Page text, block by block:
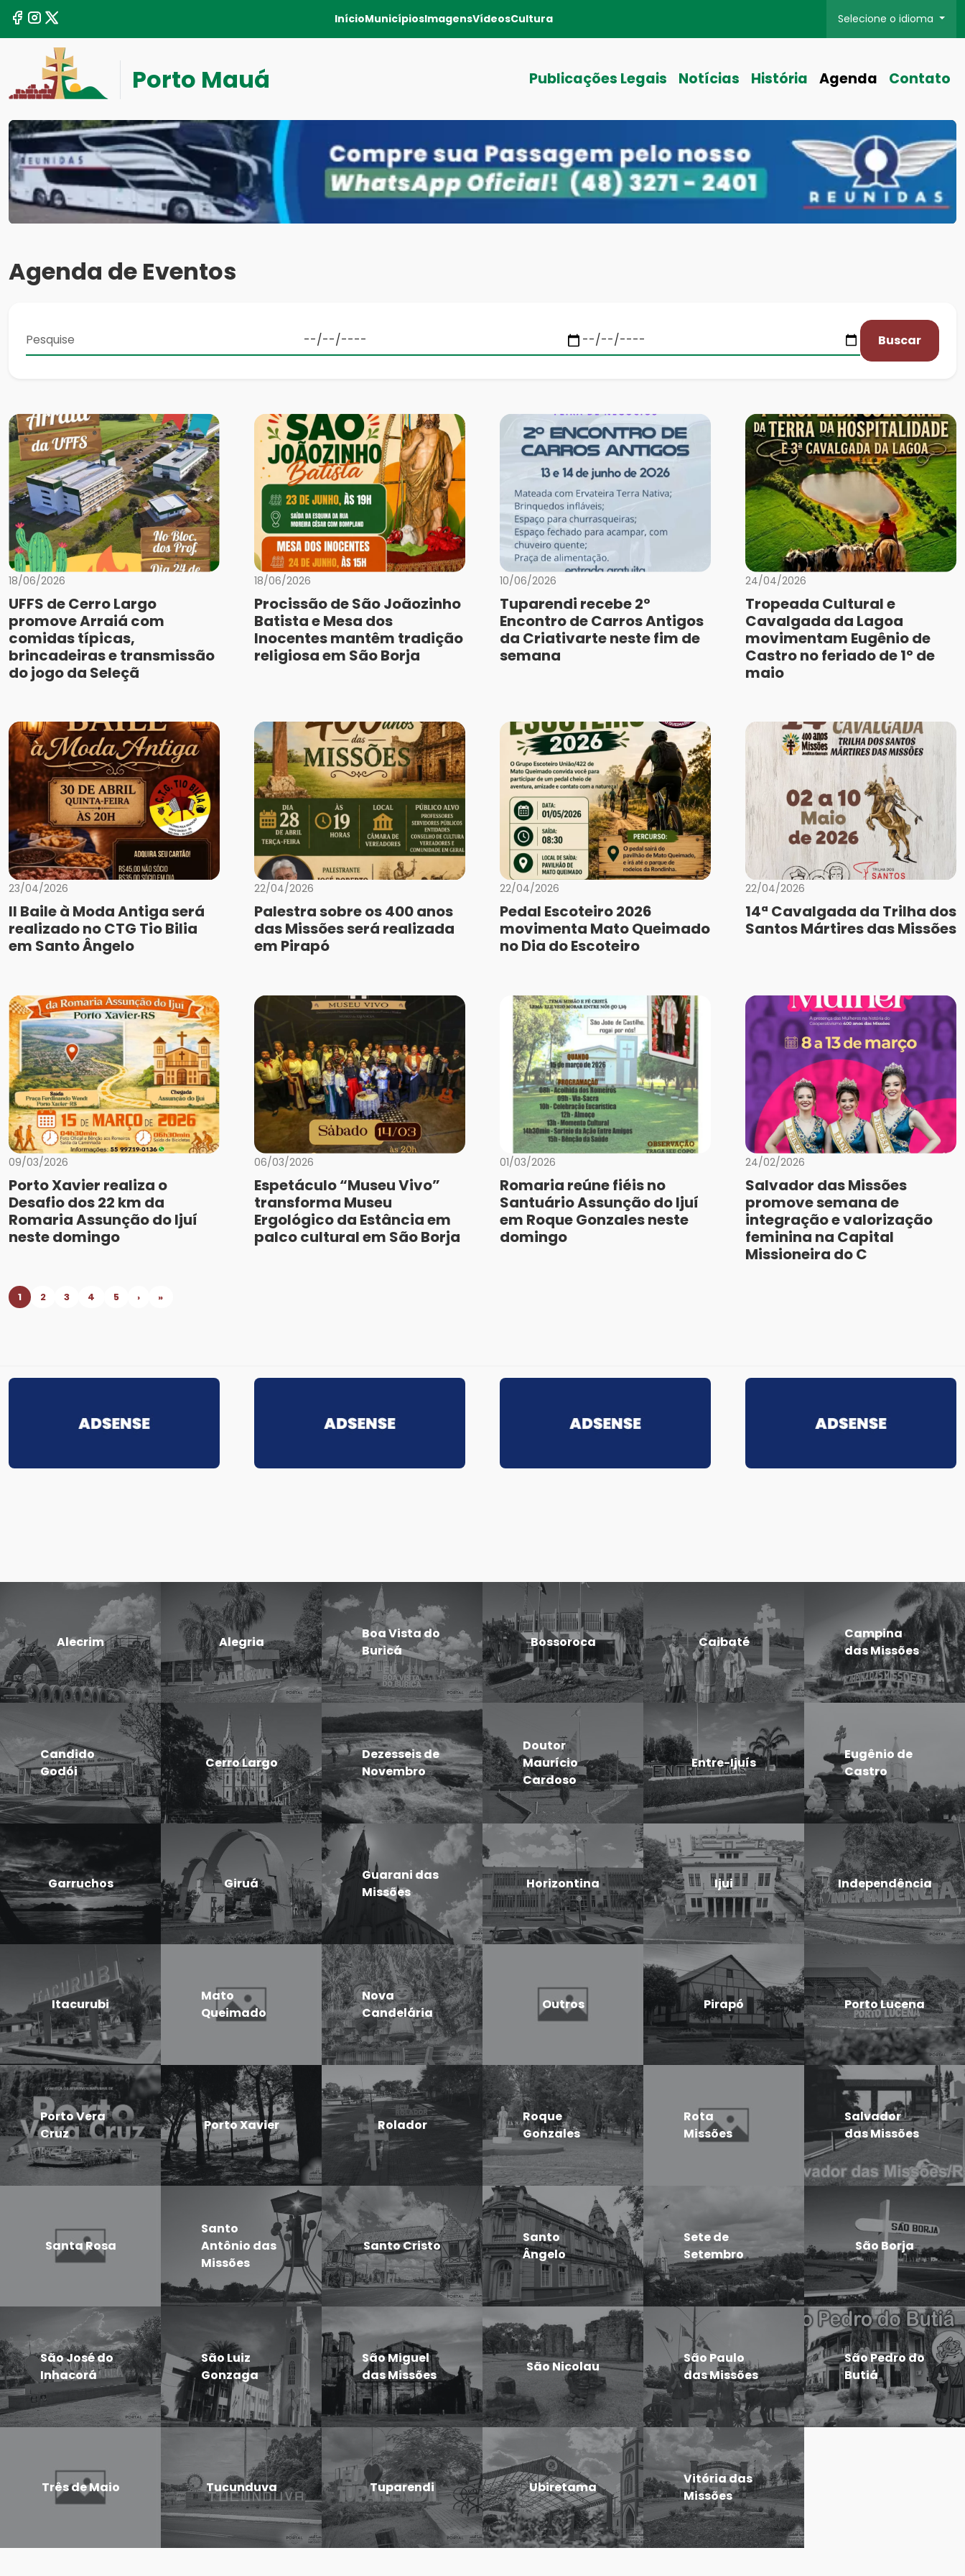
InícioMunicípiosImagensVídeosCultura Selecione o idioma
Porto Mauá Publicações Legais Notícias História Agenda Contato
Agenda de Eventos
Buscar
18/06/2026
UFFS de Cerro Largo
promove Arraiá com
comidas típicas,
brincadeiras e transmissão
do jogo da Seleçã
18/06/2026
Procissão de São Joãozinho
Batista e Mesa dos
Inocentes mantêm tradição
religiosa em São Borja
10/06/2026
Tuparendi recebe 2º
Encontro de Carros Antigos
da Criativarte neste fim de
semana
24/04/2026
Tropeada Cultural e
Cavalgada da Lagoa
movimentam Eugênio de
Castro no feriado de 1º de
maio
23/04/2026
II Baile à Moda Antiga será
realizado no CTG Tio Bilia
em Santo Ângelo
22/04/2026
Palestra sobre os 400 anos
das Missões será realizada
em Pirapó
22/04/2026
Pedal Escoteiro 2026
movimenta Mato Queimado
no Dia do Escoteiro
22/04/2026
14ª Cavalgada da Trilha dos
Santos Mártires das Missões
09/03/2026
Porto Xavier realiza o
Desafio dos 22 km da
Romaria Assunção do Ijuí
neste domingo
06/03/2026
Espetáculo “Museu Vivo”
transforma Museu
Ergológico da Estância em
palco cultural em São Borja
01/03/2026
Romaria reúne fiéis no
Santuário Assunção do Ijuí
em Roque Gonzales neste
domingo
24/02/2026
Salvador das Missões
promove semana de
integração e valorização
feminina na Capital
Missioneira do C
1 2 3 4 5 › »
Alecrim Alegria
Boa Vista do
Buricá
Bossoroca Caibaté
Campina
das Missões
Candido
Godói
Cerro Largo
Dezesseis de
Novembro
Doutor
Maurício
Cardoso
Entre-Ijuís
Eugênio de
Castro
Garruchos Giruá
Guarani das
Missões
Horizontina Ijui Independência
Itacurubi
Mato
Queimado
Nova
Candelária
Outros Pirapó Porto Lucena
Porto Vera
Cruz
Porto Xavier Rolador
Roque
Gonzales
Rota
Missões
Salvador
das Missões
Santa Rosa
Santo
Antônio das
Missões
Santo Cristo
Santo
Ângelo
Sete de
Setembro
São Borja
São José do
Inhacorá
São Luiz
Gonzaga
São Miguel
das Missões
São Nicolau
São Paulo
das Missões
São Pedro do
Butiá
Três de Maio Tucunduva Tuparendi Ubiretama
Vitória das
Missões